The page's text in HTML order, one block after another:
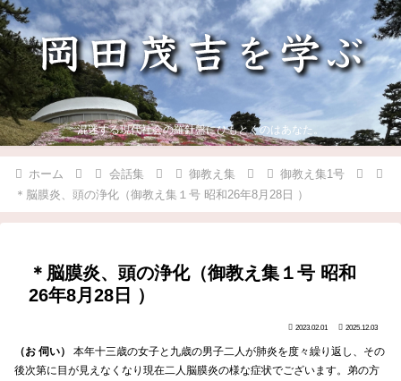
混迷する現代社会の羅針盤にひもとくのはあなた。
ホーム 会話集 御教え集
御教え集1号
＊脳膜炎、頭の浄化（御教え集１号 昭和26年8月28日 ）
＊脳膜炎、頭の浄化（御教え集１号 昭和
26年8月28日 ）
2023.02.01 2025.12.03
（お 伺い）
本年十三歳の女子と九歳の男子二人が肺炎を度々繰り返し、その
後次第に目が見えなくなり現在二人脳膜炎の様な症状でございます。弟の方